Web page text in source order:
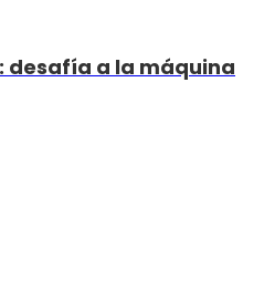
desafía a la máquina